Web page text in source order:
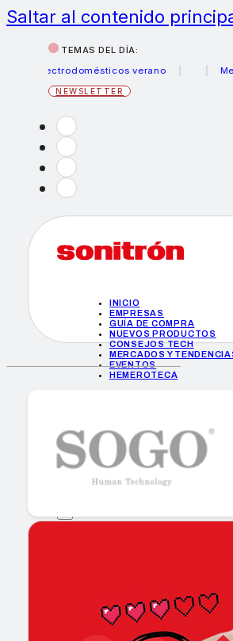
Saltar al contenido
TEMAS DEL DÍA:
verano
Meliconi
NEWSLETTER
INICIO
EMPRESAS
GUÍA DE COMPRA
NUEVOS PRODUCTOS
CONSEJOS TECH
MERCADOS Y
EVENTOS
HEMEROTECA
GUÍA DE COMPRA
NUEVOS PRODUCTOS
CONSEJOS TECH
MERCADOS Y TENDENCIAS
HEMEROTECA